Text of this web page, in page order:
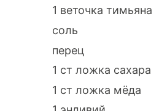
1 веточка тимьяна
соль
перец
1 ст ложка сахара
1 ст ложка мёда